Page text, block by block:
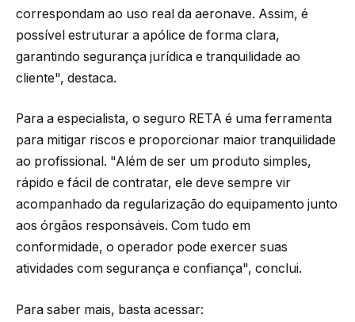
correspondam ao uso real da aeronave. Assim, é
possível estruturar a apólice de forma clara,
garantindo segurança jurídica e tranquilidade ao
cliente", destaca.
Para a especialista, o seguro RETA é uma ferramenta
para mitigar riscos e proporcionar maior tranquilidade
ao profissional. "Além de ser um produto simples,
rápido e fácil de contratar, ele deve sempre vir
acompanhado da regularização do equipamento junto
aos órgãos responsáveis. Com tudo em
conformidade, o operador pode exercer suas
atividades com segurança e confiança", conclui.
Para saber mais, basta acessar: